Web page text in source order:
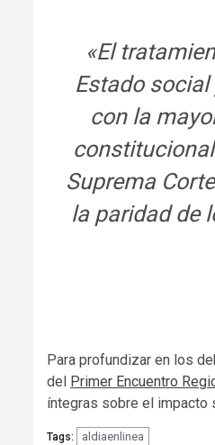
«El
Estado
con la
Suprema
la paridad de
Para profundizar en los
del
Primer Encuentro
íntegras sobre el impacto
Tags: aldiaenlinea